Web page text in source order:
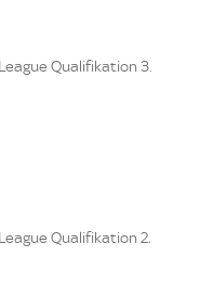
Qualifikation 3.
Qualifikation 2.